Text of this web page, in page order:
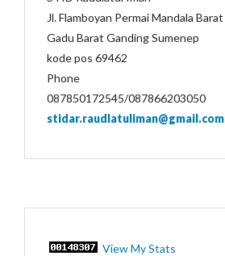
Jl. Flamboyan Permai Mandala Barat
Gadu Barat Ganding Sumenep
kode pos 69462
Phone
087850172545/087866203050
stidar.raudlatuliman@gmail.com
View My Stats